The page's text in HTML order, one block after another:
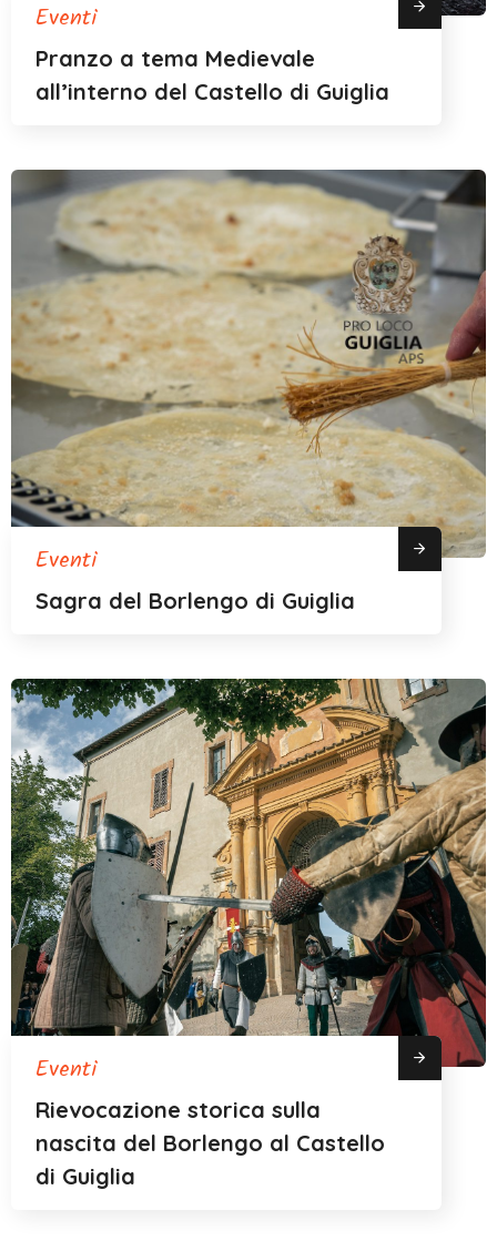
Eventi
Pranzo a tema Medievale
all’interno del Castello di Guiglia
Eventi
Sagra del Borlengo di Guiglia
Eventi
Rievocazione storica sulla
nascita del Borlengo al Castello
di Guiglia